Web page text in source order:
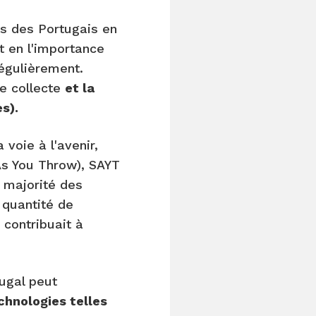
des Portugais en
en l'importance
collecte et la
voie à l'avenir,
You Throw), SAYT
majorité des
de
contribuait à
peut
telles